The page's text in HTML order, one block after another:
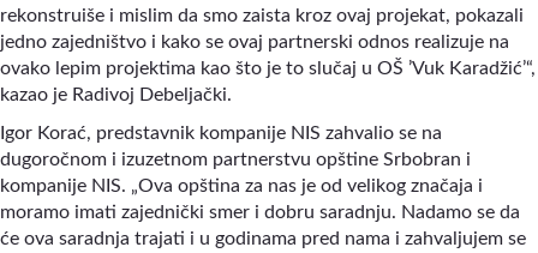
rekonstruiše i mislim da smo zaista kroz ovaj projekat, pokazali
jedno zajedništvo i kako se ovaj partnerski odnos realizuje na
ovako lepim projektima kao što je to slučaj u OŠ ’Vuk Karadžić’“,
kazao je Radivoj Debeljački.
Igor Korać, predstavnik kompanije NIS zahvalio se na
dugoročnom i izuzetnom partnerstvu opštine Srbobran i
kompanije NIS. „Ova opština za nas je od velikog značaja i
moramo imati zajednički smer i dobru saradnju. Nadamo se da
će ova saradnja trajati i u godinama pred nama i zahvaljujem se